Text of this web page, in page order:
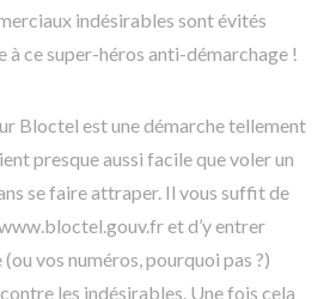
indésirables sont évités
à ce super-héros anti-démarchage !
Bloctel est une démarche tellement
presque aussi facile que voler un
se faire attraper. Il vous suffit de
et d’y entrer
vos numéros, pourquoi pas ?)
les indésirables. Une fois cela